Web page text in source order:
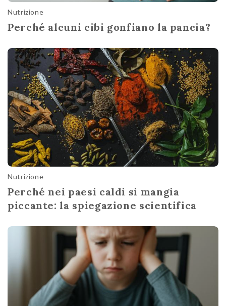
Nutrizione
Perché alcuni cibi gonfiano la pancia?
Nutrizione
Perché nei paesi caldi si mangia
piccante: la spiegazione scientifica